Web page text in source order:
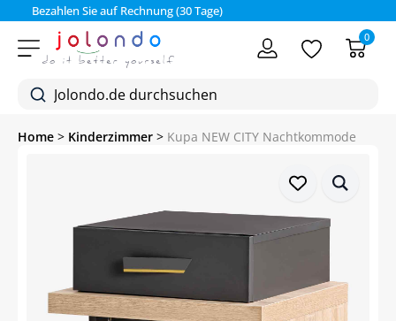
Bezahlen Sie auf Rechnung (30 Tage)
0
Home > Kinderzimmer > Kupa NEW CITY Nachtkommode